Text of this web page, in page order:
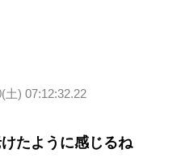
土) 07:12:32.22
たように感じるね